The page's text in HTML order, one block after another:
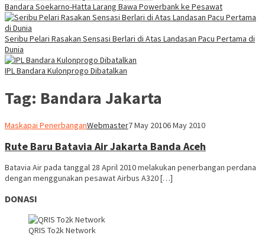
Bandara Soekarno-Hatta Larang Bawa Powerbank ke Pesawat
Seribu Pelari Rasakan Sensasi Berlari di Atas Landasan Pacu Pertama di
Dunia
IPL Bandara Kulonprogo Dibatalkan
Tag: Bandara Jakarta
Maskapai PenerbanganWebmaster7 May 20106 May 2010
Rute Baru Batavia Air Jakarta Banda Aceh
Batavia Air pada tanggal 28 April 2010 melakukan penerbangan perdana
dengan menggunakan pesawat Airbus A320 […]
DONASI
QRIS To2k Network